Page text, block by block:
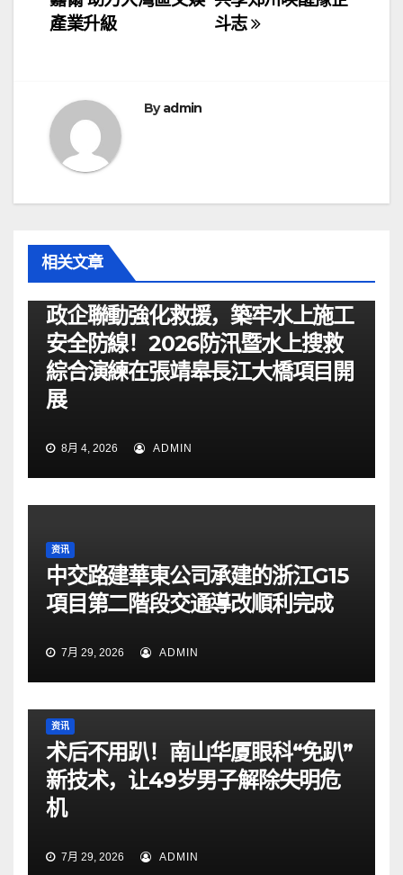
导
斗志
產業升級
Byadmin
相关文章
政企聯動強化救援，築牢水上施工
安全防線！2026防汛暨水上搜救
綜合演練在張靖皋長江大橋項目開
展
8月 4, 2026 ADMIN
资讯
中交路建華東公司承建的浙江G15
項目第二階段交通導改順利完成
7月 29, 2026 ADMIN
资讯
术后不用趴！南山华厦眼科“免趴”
新技术，让49岁男子解除失明危
机
7月 29, 2026 ADMIN